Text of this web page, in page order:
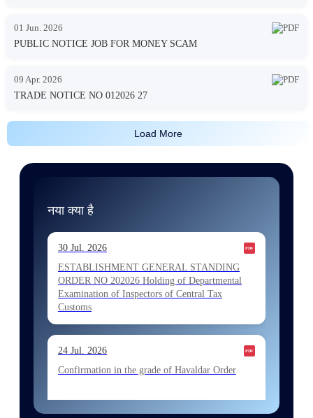
01 Jun. 2026
PUBLIC NOTICE JOB FOR MONEY SCAM
09 Apr. 2026
TRADE NOTICE NO 012026 27
Load More
नया क्या है
30 Jul. 2026
ESTABLISHMENT GENERAL STANDING
ORDER NO 202026 Holding of Departmental
Examination of Inspectors of Central Tax
Customs
24 Jul. 2026
Confirmation in the grade of Havaldar Order